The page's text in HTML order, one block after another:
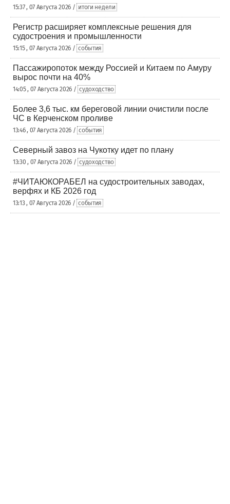
15:37 , 07 Августа 2026 / итоги недели
Регистр расширяет комплексные решения для
судостроения и промышленности
15:15 , 07 Августа 2026 / события
Пассажиропоток между Россией и Китаем по Амуру
вырос почти на 40%
14:05 , 07 Августа 2026 / судоходство
Более 3,6 тыс. км береговой линии очистили после
ЧС в Керченском проливе
13:46 , 07 Августа 2026 / события
Северный завоз на Чукотку идет по плану
13:30 , 07 Августа 2026 / судоходство
#ЧИТАЮКОРАБЕЛ на судостроительных заводах,
верфях и КБ 2026 год
13:13 , 07 Августа 2026 / события